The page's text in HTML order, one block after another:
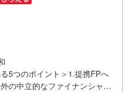
5つのポイント＞1.提携FPへ
の中立的なファイナンシャル